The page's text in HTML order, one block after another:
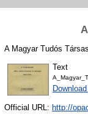
A Magyar Tudós
Text
Official URL: http://